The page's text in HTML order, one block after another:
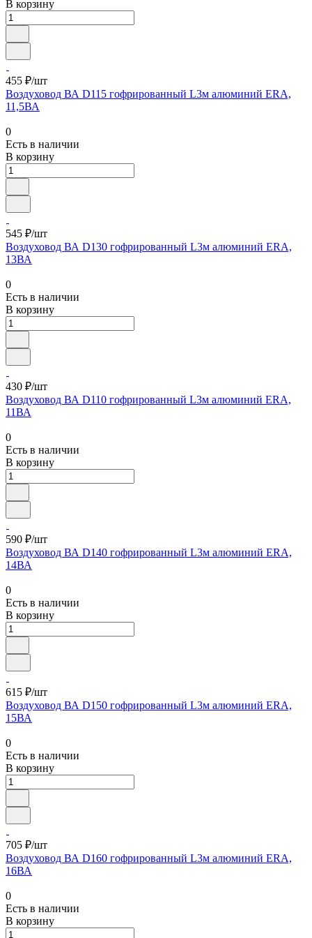
В корзину
455 ₽/шт
Воздуховод ВА D115 гофрированный L3м алюминий ERA,
11,5ВА
0
Есть в наличии
В корзину
545 ₽/шт
Воздуховод ВА D130 гофрированный L3м алюминий ERA,
13ВА
0
Есть в наличии
В корзину
430 ₽/шт
Воздуховод ВА D110 гофрированный L3м алюминий ERA,
11ВА
0
Есть в наличии
В корзину
590 ₽/шт
Воздуховод ВА D140 гофрированный L3м алюминий ERA,
14ВА
0
Есть в наличии
В корзину
615 ₽/шт
Воздуховод ВА D150 гофрированный L3м алюминий ERA,
15ВА
0
Есть в наличии
В корзину
705 ₽/шт
Воздуховод ВА D160 гофрированный L3м алюминий ERA,
16ВА
0
Есть в наличии
В корзину